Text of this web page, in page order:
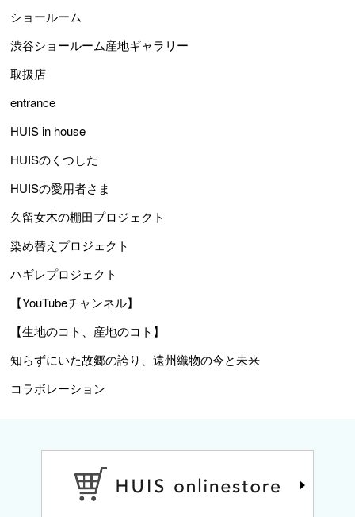
ショールーム
渋谷ショールーム産地ギャラリー
取扱店
entrance
HUIS in house
HUISのくつした
HUISの愛用者さま
久留女木の棚田プロジェクト
染め替えプロジェクト
ハギレプロジェクト
【YouTubeチャンネル】
【生地のコト、産地のコト】
知らずにいた故郷の誇り、遠州織物の今と未来
コラボレーション